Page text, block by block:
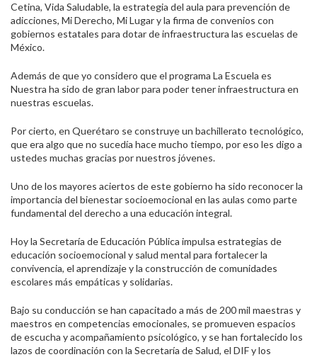
Cetina, Vida Saludable, la estrategia del aula para prevención de
adicciones, Mi Derecho, Mi Lugar y la firma de convenios con
gobiernos estatales para dotar de infraestructura las escuelas de
México.
Además de que yo considero que el programa La Escuela es
Nuestra ha sido de gran labor para poder tener infraestructura en
nuestras escuelas.
Por cierto, en Querétaro se construye un bachillerato tecnológico,
que era algo que no sucedía hace mucho tiempo, por eso les digo a
ustedes muchas gracias por nuestros jóvenes.
Uno de los mayores aciertos de este gobierno ha sido reconocer la
importancia del bienestar socioemocional en las aulas como parte
fundamental del derecho a una educación integral.
Hoy la Secretaría de Educación Pública impulsa estrategias de
educación socioemocional y salud mental para fortalecer la
convivencia, el aprendizaje y la construcción de comunidades
escolares más empáticas y solidarias.
Bajo su conducción se han capacitado a más de 200 mil maestras y
maestros en competencias emocionales, se promueven espacios
de escucha y acompañamiento psicológico, y se han fortalecido los
lazos de coordinación con la Secretaría de Salud, el DIF y los